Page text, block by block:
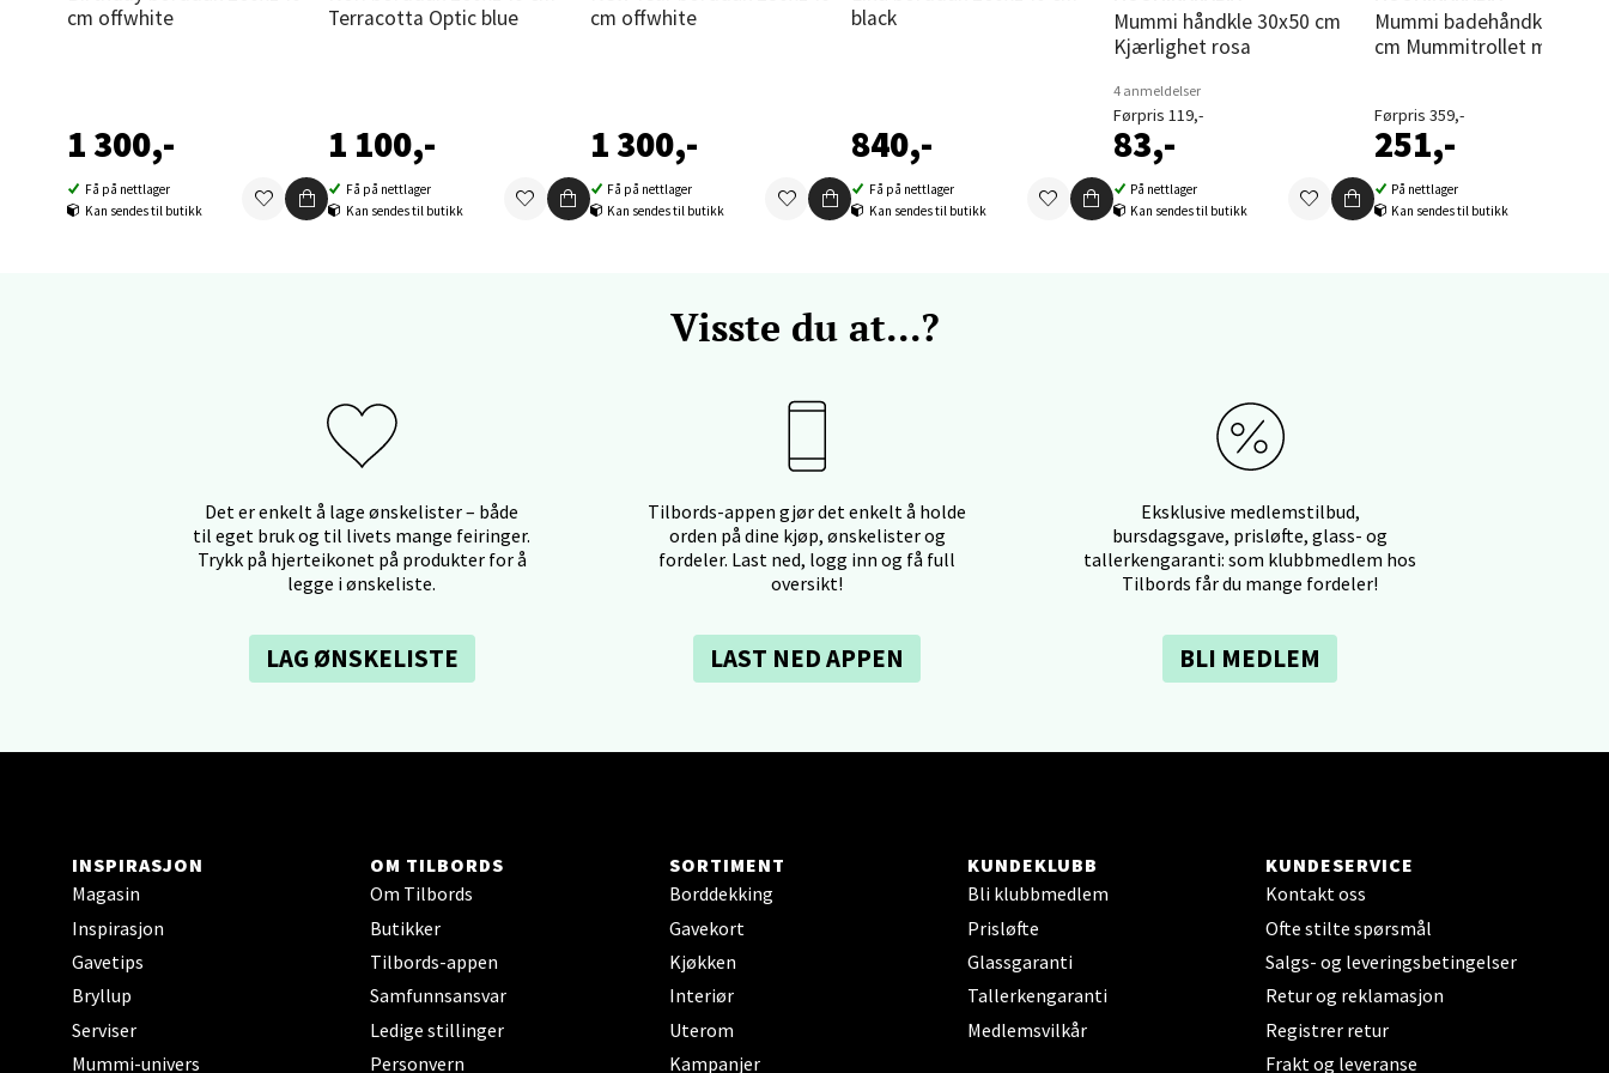
cm offwhite
1 300,-
Få på nettlager
Kan sendes til butikk
Terracotta Optic blue
1 100,-
Få på nettlager
Kan sendes til butikk
cm offwhite
1 300,-
Få på nettlager
Kan sendes til butikk
black
840,-
Få på nettlager
Kan sendes til butikk
Mummi håndkle 30x50 cm
Kjærlighet rosa
4 anmeldelser
Førpris 119,-
83,-
På nettlager
Kan sendes til butikk
Mummi badehåndkle 70x140
cm Mummitrollet
Førpris 359,-
251,-
På nettlager
Kan sendes til butikk
Visste du at...?
Det er enkelt å lage ønskelister – både
til eget bruk og til livets mange feiringer.
Trykk på hjerteikonet på produkter for å
legge i ønskeliste.
LAG ØNSKELISTE
Tilbords-appen gjør det enkelt å holde
orden på dine kjøp, ønskelister og
fordeler. Last ned, logg inn og få full
oversikt!
LAST NED APPEN
Eksklusive medlemstilbud,
bursdagsgave, prisløfte, glass- og
tallerkengaranti: som klubbmedlem hos
Tilbords får du mange fordeler!
BLI MEDLEM
INSPIRASJON
Magasin
Inspirasjon
Gavetips
Bryllup
Serviser
Mummi-univers
OM TILBORDS
Om Tilbords
Butikker
Tilbords-appen
Samfunnsansvar
Ledige stillinger
Personvern
SORTIMENT
Borddekking
Gavekort
Kjøkken
Interiør
Uterom
Kampanjer
KUNDEKLUBB
Bli klubbmedlem
Prisløfte
Glassgaranti
Tallerkengaranti
Medlemsvilkår
KUNDESERVICE
Kontakt oss
Ofte stilte spørsmål
Salgs- og leveringsbetingelser
Retur og reklamasjon
Registrer retur
Frakt og leveranse
Sandvika - Thon Senter Sandvika
Åpent i dag 10-21
0 i butikk
Trondheim - Sirkus Shopping
Velg
Ski - Thon Senter Ski
Ski Storsenter, Jernbanesvingen 6, 1400 Ski
Velg